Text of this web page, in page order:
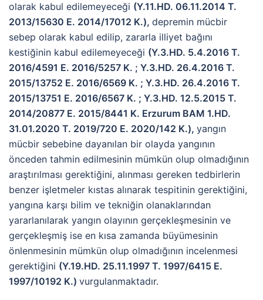
olarak kabul edilemeyeceği (Y.11.HD. 06.11.2014 T.
2013/15630 E. 2014/17012 K.), depremin mücbir
sebep olarak kabul edilip, zararla illiyet bağını
kestiğinin kabul edilemeyeceği (Y.3.HD. 5.4.2016 T.
2016/4591 E. 2016/5257 K. ; Y.3.HD. 26.4.2016 T.
2015/13752 E. 2016/6569 K. ; Y.3.HD. 26.4.2016 T.
2015/13751 E. 2016/6567 K. ; Y.3.HD. 12.5.2015 T.
2014/20877 E. 2015/8441 K. Erzurum BAM 1.HD.
31.01.2020 T. 2019/720 E. 2020/142 K.), yangın
mücbir sebebine dayanılan bir olayda yangının
önceden tahmin edilmesinin mümkün olup olmadığının
araştırılması gerektiğini, alınması gereken tedbirlerin
benzer işletmeler kıstas alınarak tespitinin gerektiğini,
yangına karşı bilim ve tekniğin olanaklarından
yararlanılarak yangın olayının gerçekleşmesinin ve
gerçekleşmiş ise en kısa zamanda büyümesinin
önlenmesinin mümkün olup olmadığının incelenmesi
gerektiğini (Y.19.HD. 25.11.1997 T. 1997/6415 E.
1997/10192 K.) vurgulanmaktadır.